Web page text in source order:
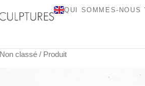
QUI SOMMES-NOUS
Non classé / Produit